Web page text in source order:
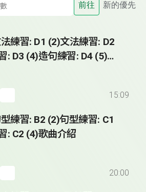
前往 新的優先
練習: D1 (2)文法練習: D2
: D3 (4)造句練習: D4 (5)歌
15:09
練習: B2 (2)句型練習: C1
: C2 (4)歌曲介紹
20:00